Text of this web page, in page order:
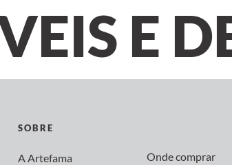
E
SOBRE
A Artefama
Onde comprar